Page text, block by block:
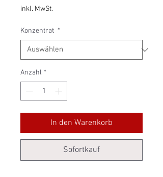
598,00 €
Milliliter
inkl. MwSt.
Konzentrat *
Anzahl *
In den Warenkorb
Sofortkauf